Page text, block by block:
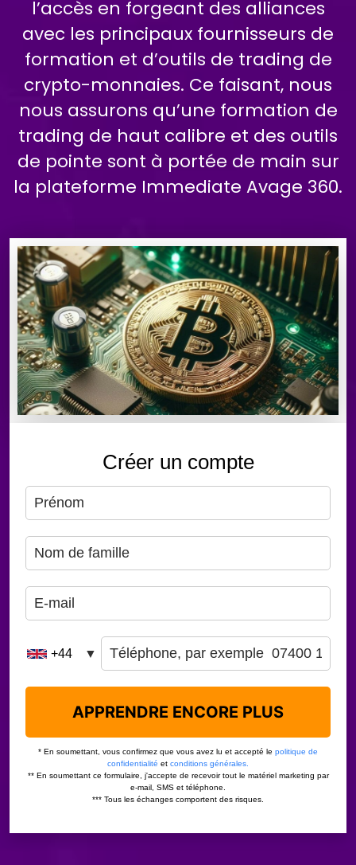
l’accès en forgeant des alliances
avec les principaux fournisseurs de
formation et d’outils de trading de
crypto-monnaies. Ce faisant, nous
nous assurons qu’une formation de
trading de haut calibre et des outils
de pointe sont à portée de main sur
la plateforme Immediate Avage 360.